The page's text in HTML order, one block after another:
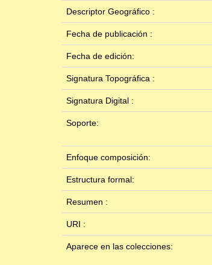
Descriptor Geográfico :
Fecha de publicación :
Fecha de edición:
Signatura Topográfica :
Signatura Digital :
Soporte:
Enfoque composición:
Estructura formal:
Resumen :
URI :
Aparece en las colecciones: